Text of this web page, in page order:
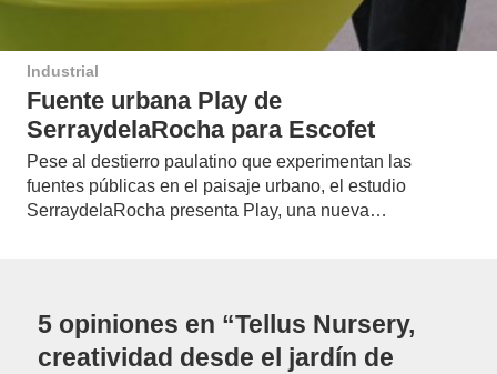
Industrial
Fuente urbana Play de
SerraydelaRocha para Escofet
Pese al destierro paulatino que experimentan las
fuentes públicas en el paisaje urbano, el estudio
SerraydelaRocha presenta Play, una nueva…
5 opiniones en “Tellus Nursery,
creatividad desde el jardín de